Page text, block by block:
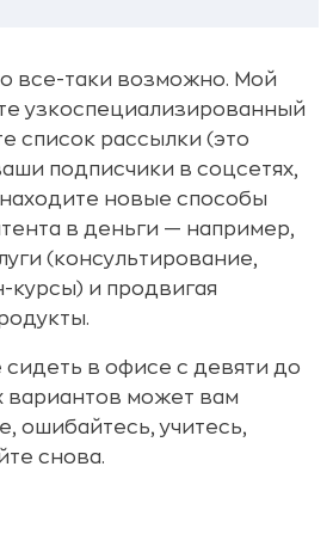
все-таки возможно. Мой
узкоспециализированный
список рассылки (это
подписчики в соцсетях,
новые способы
в деньги — например,
(консультирование,
курсы) и продвигая
сидеть в офисе с девяти до
вариантов может вам
ошибайтесь, учитесь,
снова.